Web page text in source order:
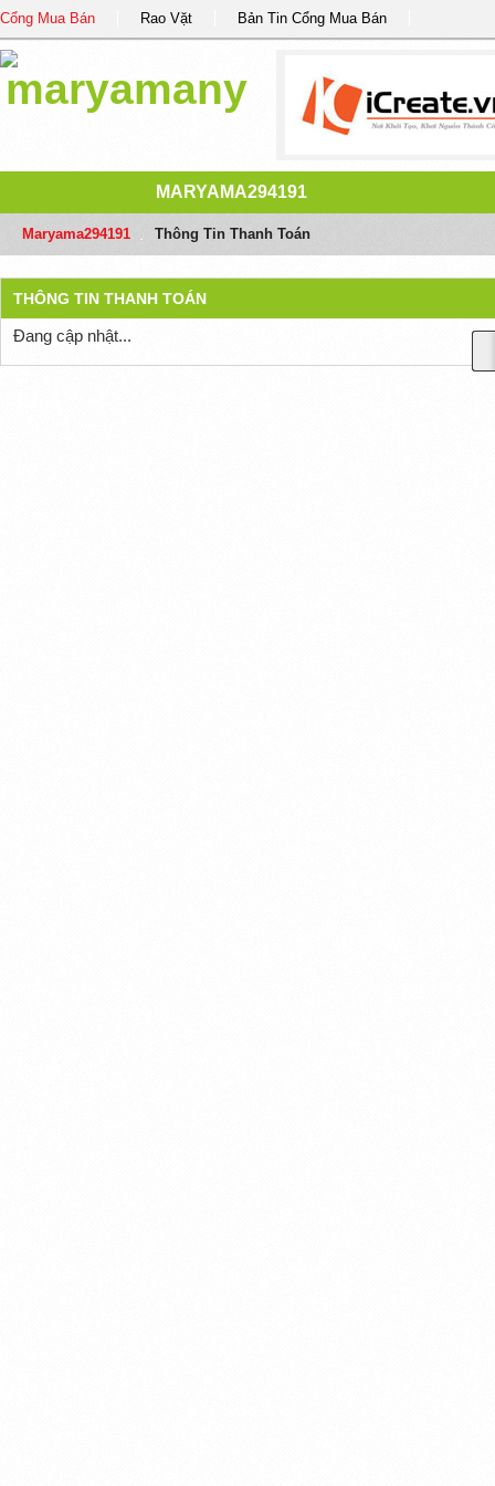
Cổng Mua Bán Rao Vặt Bản Tin Cổng Mua Bán
MARYAMA294191
Maryama294191 Thông Tin Thanh Toán
THÔNG TIN THANH TOÁN
Đang cập nhật...